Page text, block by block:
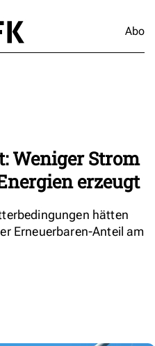
Abo
Weniger Strom
erzeugt
hätten
Erneuerbaren-Anteil am